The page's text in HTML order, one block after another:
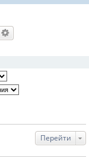
Перейти